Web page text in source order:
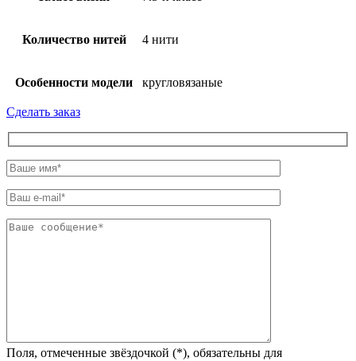
Количество нитей 4 нити
Особенности модели кругловязаные
Сделать заказ
Поля, отмеченные звёздочкой (*), обязательны для